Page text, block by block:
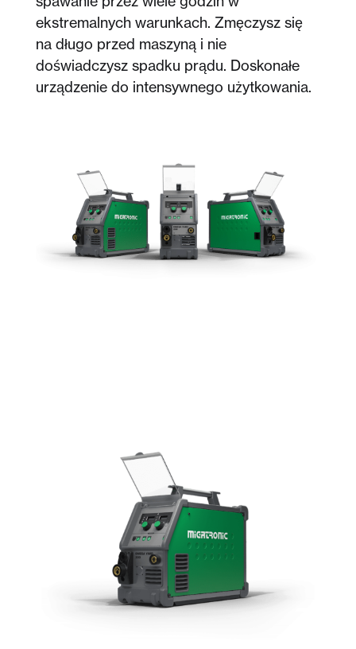
ekstremalnych warunkach. Zmęczysz się
na długo przed maszyną i nie
doświadczysz spadku prądu. Doskonałe
urządzenie do intensywnego użytkowania.